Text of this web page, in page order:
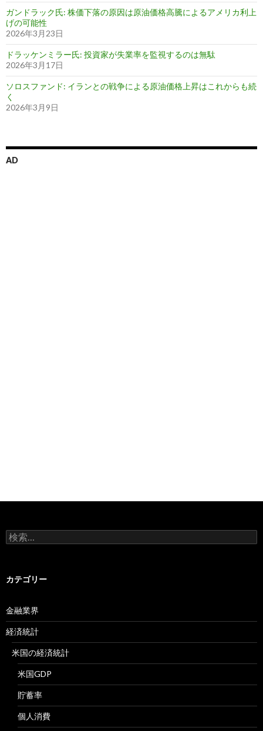
ガンドラック氏: 株価下落の原因は原油価格高騰によるアメリカ利上
げの可能性
2026年3月23日
ドラッケンミラー氏: 投資家が失業率を監視するのは無駄
2026年3月17日
ソロスファンド: イランとの戦争による原油価格上昇はこれからも続
く
2026年3月9日
AD
検
索:
カテゴリー
金融業界
経済統計
米国の経済統計
米国GDP
貯蓄率
個人消費